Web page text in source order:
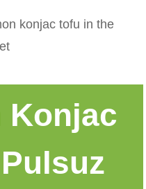
konjac tofu in the
Konjac